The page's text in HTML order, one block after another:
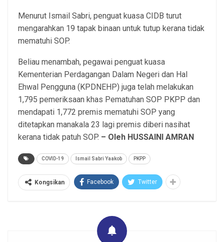
Menurut Ismail Sabri, penguat kuasa CIDB turut
mengarahkan 19 tapak binaan untuk tutup kerana tidak
mematuhi SOP.
Beliau menambah, pegawai penguat kuasa
Kementerian Perdagangan Dalam Negeri dan Hal
Ehwal Pengguna (KPDNEHP) juga telah melakukan
1,795 pemeriksaan khas Pematuhan SOP PKPP dan
mendapati 1,772 premis mematuhi SOP yang
ditetapkan manakala 23 lagi premis diberi nasihat
kerana tidak patuh SOP. – Oleh HUSSAINI AMRAN
COVID-19 Ismail Sabri Yaakob PKPP
Kongsikan Facebook Twitter